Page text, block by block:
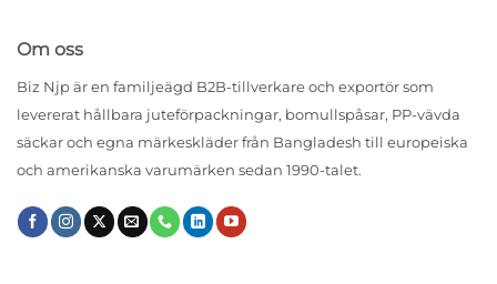
Om oss
Biz Njp är en familjeägd B2B-tillverkare och exportör som
levererat hållbara juteförpackningar, bomullspåsar, PP-vävda
säckar och egna märkeskläder från Bangladesh till europeiska
och amerikanska varumärken sedan 1990-talet.